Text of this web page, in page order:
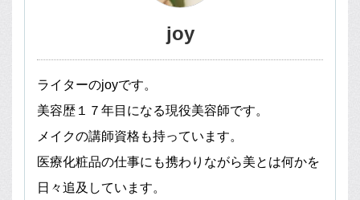
joy
ライターのjoyです。
美容歴１７年目になる現役美容師です。
メイクの講師資格も持っています。
医療化粧品の仕事にも携わりながら美とは何かを
日々追及しています。